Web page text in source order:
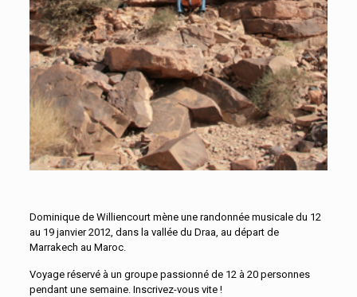
Dominique de Williencourt mène une randonnée musicale du 12
au 19 janvier 2012, dans la vallée du Draa, au départ de
Marrakech au Maroc.
Voyage réservé à un groupe passionné de 12 à 20 personnes
pendant une semaine. Inscrivez-vous vite !